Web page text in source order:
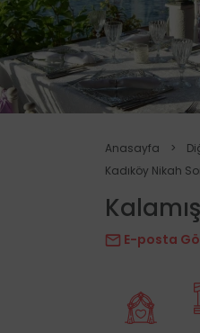
Anasayfa >
Kadıköy Nikah
E-posta